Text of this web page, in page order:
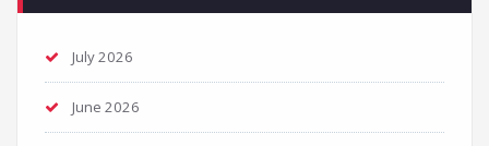
July 2026
June 2026